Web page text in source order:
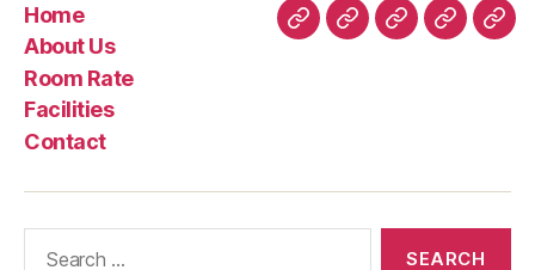
Home
About Us
Room Rate
Facilities
Contact
HomeAboutRoomFacilities